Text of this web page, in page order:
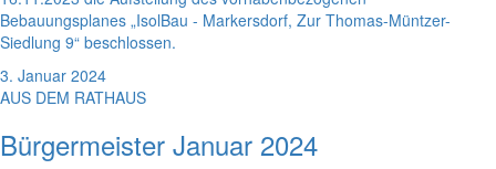
Bebauungsplanes „IsolBau - Markersdorf, Zur Thomas-Müntzer-
Siedlung 9“ beschlossen.
3. Januar 2024
AUS DEM RATHAUS
Bürgermeister Januar 2024